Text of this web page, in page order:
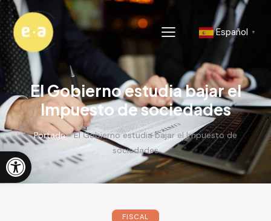
Abrir barra de herramientas
Español ▼
El Gobierno estudia bajar el
Impuesto de sociedades
Portada»El Gobierno estudia bajar el Impuesto de
sociedades
FISCAL